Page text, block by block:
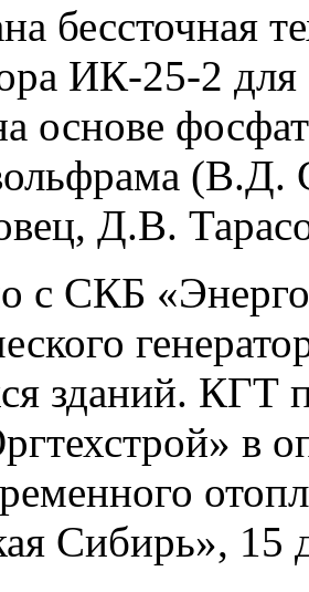
бессточная
ИК-25-2
основе
(В.Д.
Д.В.
с СКБ
зданий. КГТ
в
Сибирь», 15